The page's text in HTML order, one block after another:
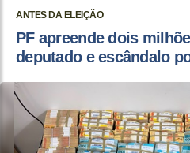
ANTES DA ELEIÇÃO
PF apreende dois
deputado e escândalo